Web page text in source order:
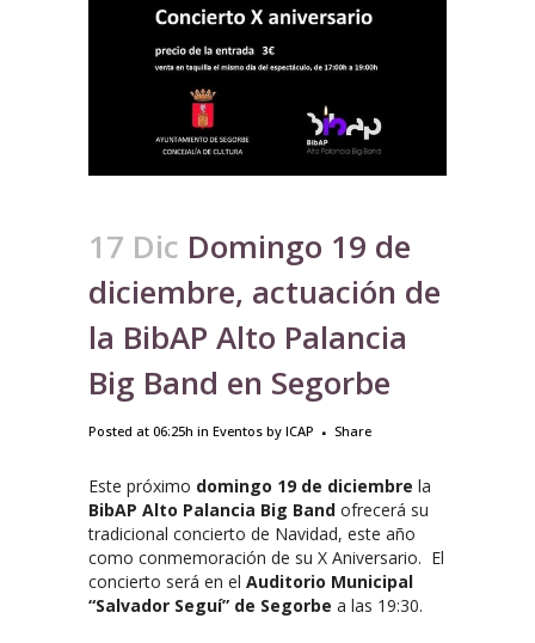
17 Dic Domingo 19 de
diciembre, actuación de
la BibAP Alto Palancia
Big Band en Segorbe
Posted at 06:25h in Eventos by ICAP Share
Este próximo domingo 19 de diciembre la
BibAP Alto Palancia Big Band ofrecerá su
tradicional concierto de Navidad, este año
como conmemoración de su X Aniversario. El
concierto será en el Auditorio Municipal
“Salvador Seguí” de Segorbe a las 19:30.